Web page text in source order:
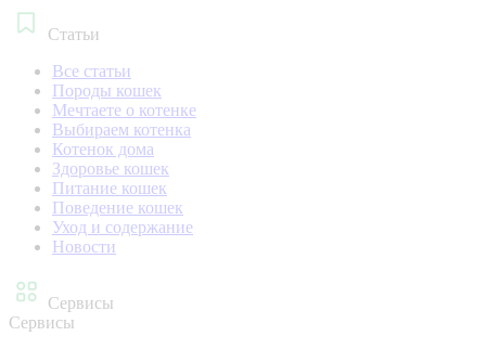
Статьи
Все статьи
Породы кошек
Мечтаете о котенке
Выбираем котенка
Котенок дома
Здоровье кошек
Питание кошек
Поведение кошек
Уход и содержание
Новости
Сервисы
Сервисы